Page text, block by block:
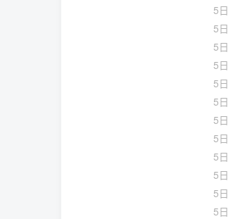
5日
5日
5日
5日
5日
5日
5日
5日
5日
5日
5日
5日